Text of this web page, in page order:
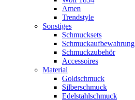
Amen
Trendstyle
Sonstiges
Schmucksets
Schmuckaufbewahrung
Schmuckzubehör
Accessoires
Material
Goldschmuck
Silberschmuck
Edelstahlschmuck